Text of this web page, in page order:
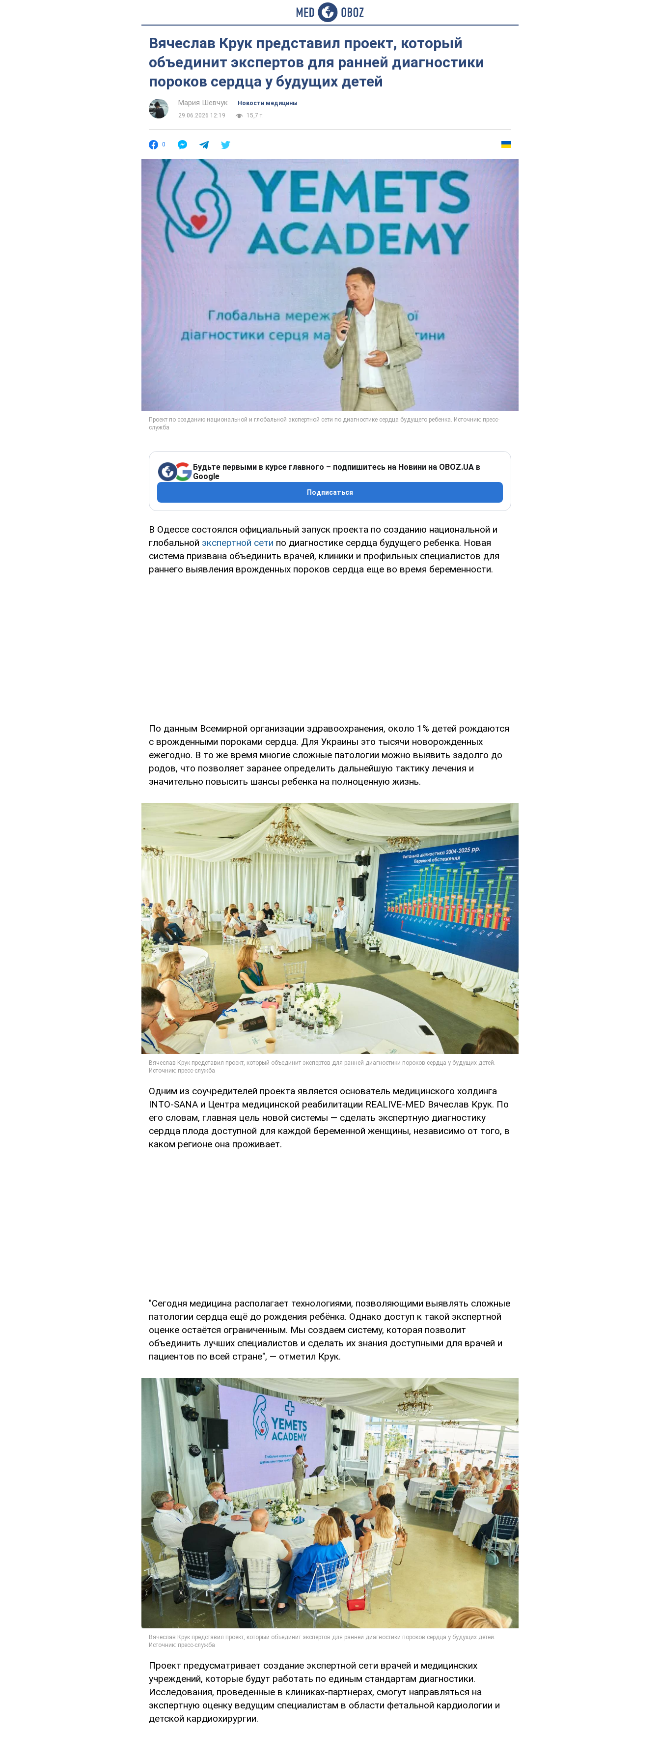
Вячеслав Крук представил проект, который
объединит экспертов для ранней диагностики
пороков сердца у будущих детей
Мария Шевчук
Новости медицины
29.06.2026 12:19
15,7 т.
0
Будьте первыми в курсе главного – подпишитесь на Новини на OBOZ.UA в
Google
Подписаться
В Одессе состоялся официальный запуск проекта по созданию национальной и
глобальной экспертной сети по диагностике сердца будущего ребенка. Новая
система призвана объединить врачей, клиники и профильных специалистов для
раннего выявления врожденных пороков сердца еще во время беременности.
По данным Всемирной организации здравоохранения, около 1% детей рождаются
с врожденными пороками сердца. Для Украины это тысячи новорожденных
ежегодно. В то же время многие сложные патологии можно выявить задолго до
родов, что позволяет заранее определить дальнейшую тактику лечения и
значительно повысить шансы ребенка на полноценную жизнь.
Одним из соучредителей проекта является основатель медицинского холдинга
INTO-SANA и Центра медицинской реабилитации REALIVE-MED Вячеслав Крук. По
его словам, главная цель новой системы — сделать экспертную диагностику
сердца плода доступной для каждой беременной женщины, независимо от того, в
каком регионе она проживает.
"Сегодня медицина располагает технологиями, позволяющими выявлять сложные
патологии сердца ещё до рождения ребёнка. Однако доступ к такой экспертной
оценке остаётся ограниченным. Мы создаем систему, которая позволит
объединить лучших специалистов и сделать их знания доступными для врачей и
пациентов по всей стране", — отметил Крук.
Проект предусматривает создание экспертной сети врачей и медицинских
учреждений, которые будут работать по единым стандартам диагностики.
Исследования, проведенные в клиниках-партнерах, смогут направляться на
экспертную оценку ведущим специалистам в области фетальной кардиологии и
детской кардиохирургии.